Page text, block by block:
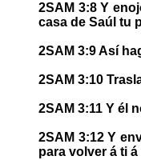
2SAM 3:8 Y
casa de Saúl tu
2SAM 3:9 Así
2SAM 3:10
2SAM 3:11 Y él
2SAM 3:12 Y
para volver á ti